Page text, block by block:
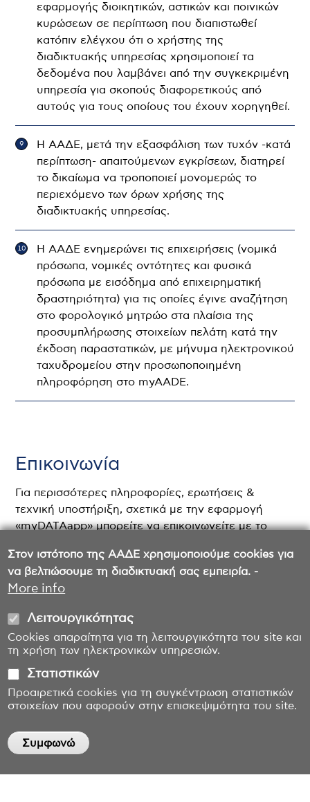
Στον ιστότοπο της ΑΑΔΕ χρησιμοποιούμε cookies για
να βελτιώσουμε τη διαδικτυακή σας εμπειρία. -
More info
Λειτουργικότητας
Cookies απαραίτητα για τη λειτουργικότητα του site και
τη χρήση των ηλεκτρονικών υπηρεσιών.
Στατιστικών
Προαιρετικά cookies για τη συγκέντρωση στατιστικών
στοιχείων που αφορούν στην επισκεψιμότητα του site.
Συμφωνώ
εφαρμογής διοικητικών, αστικών και ποινικών
κυρώσεων σε περίπτωση που διαπιστωθεί
κατόπιν ελέγχου ότι ο χρήστης της
διαδικτυακής υπηρεσίας χρησιμοποιεί τα
δεδομένα που λαμβάνει από την συγκεκριμένη
υπηρεσία για σκοπούς διαφορετικούς από
αυτούς για τους οποίους του έχουν χορηγηθεί.
Η ΑΑΔΕ, μετά την εξασφάλιση των τυχόν -κατά
περίπτωση- απαιτούμενων εγκρίσεων, διατηρεί
το δικαίωμα να τροποποιεί μονομερώς το
περιεχόμενο των όρων χρήσης της
διαδικτυακής υπηρεσίας.
Η ΑΑΔΕ ενημερώνει τις επιχειρήσεις (νομικά
πρόσωπα, νομικές οντότητες και φυσικά
πρόσωπα με εισόδημα από επιχειρηματική
δραστηριότητα) για τις οποίες έγινε αναζήτηση
στο φορολογικό μητρώο στα πλαίσια της
προσυμπλήρωσης στοιχείων πελάτη κατά την
έκδοση παραστατικών, με μήνυμα ηλεκτρονικού
ταχυδρομείου στην προσωποποιημένη
πληροφόρηση στο myAADE.
Επικοινωνία
Για περισσότερες πληροφορίες, ερωτήσεις &
τεχνική υποστήριξη, σχετικά με την εφαρμογή
«myDATAapp» μπορείτε να επικοινωνείτε με το
τηλέφωνο:1521.